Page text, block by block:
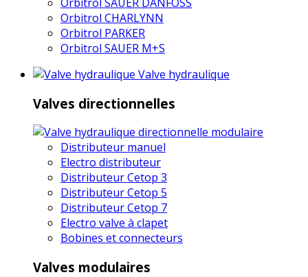
Orbitrol CHARLYNN
Orbitrol PARKER
Orbitrol SAUER M+S
Valve hydraulique
Valves directionnelles
Distributeur manuel
Electro distributeur
Distributeur Cetop 3
Distributeur Cetop 5
Distributeur Cetop 7
Electro valve à clapet
Bobines et connecteurs
Valves modulaires